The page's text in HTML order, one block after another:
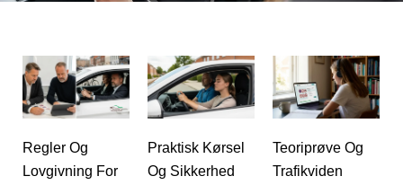
Regler Og
Lovgivning For
Praktisk Kørsel
Og Sikkerhed
Teoriprøve Og
Trafikviden